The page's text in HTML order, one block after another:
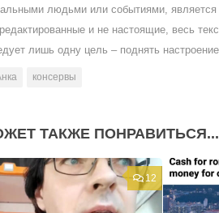
людьми или событиями, является
и не настоящие, весь
лишь одну цель – поднять настроение.
консервы
ТАКЖЕ ПОНРАВИТЬСЯ...
12